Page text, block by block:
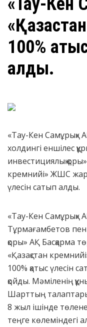
100%
алды.
«Тау-Кен Самұрық»
холдингі еншілес
инвестициялық
кремнийі» ЖШС
үлесін сатып алды.
«Тау-Кен Самұрық»
Тұрмағамбетов пен
қоры» АҚ Басқарма
«Қазақстан
100% қатыс үлесін
қойды. Мәміленің
Шарттың
8 жыл ішінде
теңге көлеміндегі